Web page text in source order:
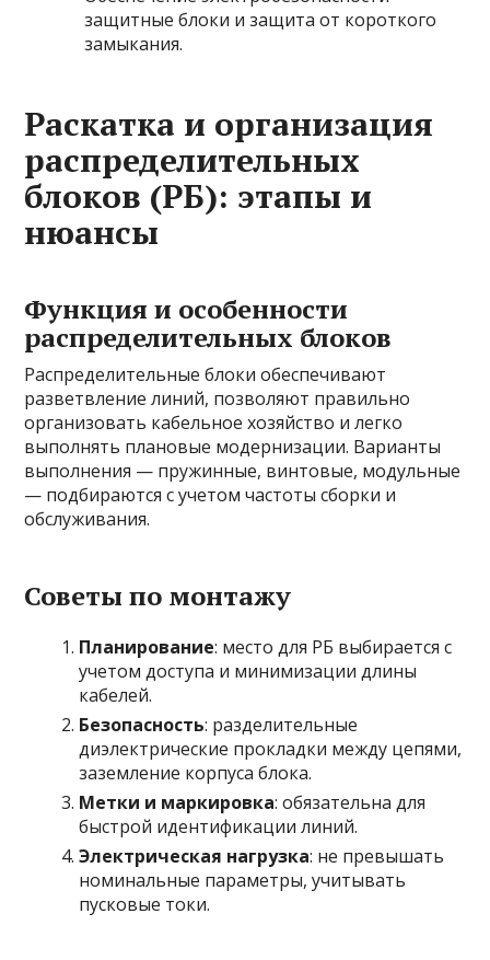
защитные блоки и защита от короткого
замыкания.
Раскатка и организация
распределительных
блоков (РБ): этапы и
нюансы
Функция и особенности
распределительных блоков
Распределительные блоки обеспечивают
разветвление линий, позволяют правильно
организовать кабельное хозяйство и легко
выполнять плановые модернизации. Варианты
выполнения — пружинные, винтовые, модульные
— подбираются с учетом частоты сборки и
обслуживания.
Советы по монтажу
Планирование: место для РБ выбирается с
учетом доступа и минимизации длины
кабелей.
Безопасность: разделительные
диэлектрические прокладки между цепями,
заземление корпуса блока.
Метки и маркировка: обязательна для
быстрой идентификации линий.
Электрическая нагрузка: не превышать
номинальные параметры, учитывать
пусковые токи.